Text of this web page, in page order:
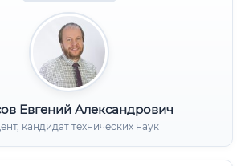
Евгений Александрович
кандидат технических наук